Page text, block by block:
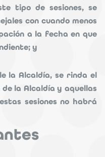
tipo de sesiones, se
con cuando menos
a la fecha en que
y
la Alcaldía, se rinda el
la Alcaldía y aquellas
sesiones no habrá